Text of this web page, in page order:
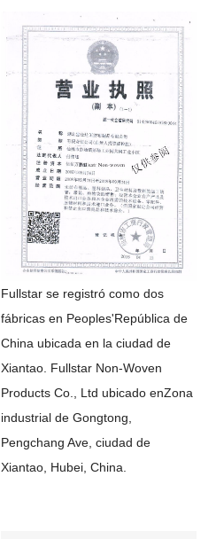
Fullstar se registró como dos
fábricas en Peoples'República de
China ubicada en la ciudad de
Xiantao. Fullstar Non-Woven
Products Co., Ltd ubicado enZona
industrial de Gongtong,
Pengchang Ave, ciudad de
Xiantao, Hubei, China.